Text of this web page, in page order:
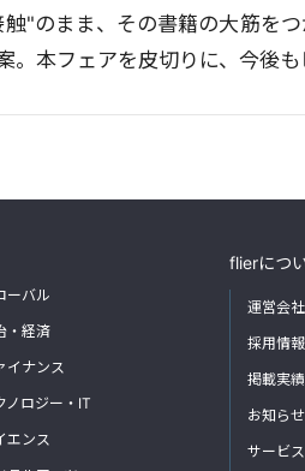
"のまま、その書籍の大筋を
。本フェアを皮切りに、今後も
ーバル
・経済
イナンス
ノロジー・IT
エンス
flierにつ
運営会社
採用情報
掲載実績
お知らせ
サービス